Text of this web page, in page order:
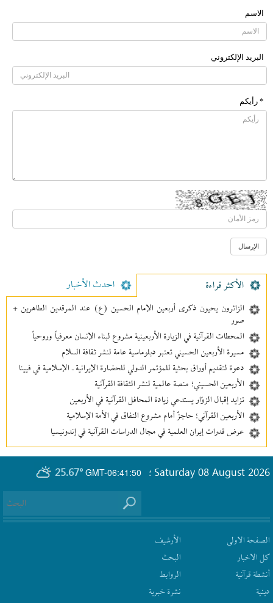
الاسم
البرید الإلکتروني
* رأیکم
الأکثر قراءة احدث الأخبار
الزائرون يحيون ذكرى أربعين الإمام الحسين (ع) عند المرقدين الطاهرين +
صور
المحطات القرآنية في الزيارة الأربعينية مشروع لبناء الإنسان معرفیاً وروحياً
مسيرة الأربعين الحسيني تعتبر دبلوماسية عامة لنشر ثقافة السلام
دعوة لتقديم أوراق بحثية للمؤتمر الدولي للحضارة الإيرانية ـ الإسلامية في فيينا
الأربعين الحسيني؛ منصة عالمية لنشر الثقافة القرآنية
تزايد إقبال الزوّار يستدعي زيادة المحافل القرآنية في الأربعين
الأربعين القرآني؛ حاجزٌ أمام مشروع النفاق في الأمة الإسلامية
عرض قدرات إيران العلمية في مجال الدراسات القرآنية في إندونيسيا
GMT-06:41:50
25.67° Saturday 08 August 2026 ؛
الصفحة الاولى
كل الاخبار
أنشطة قرآنیة
دينية
الأرشیف
البحث
الروابط
نشرة‌ خبریة